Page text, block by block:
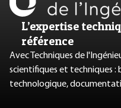
L’expertise
référence
Avec Techniques de
scientifiques et techniques :
technologique,